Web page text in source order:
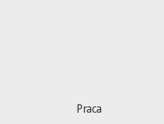
Praca